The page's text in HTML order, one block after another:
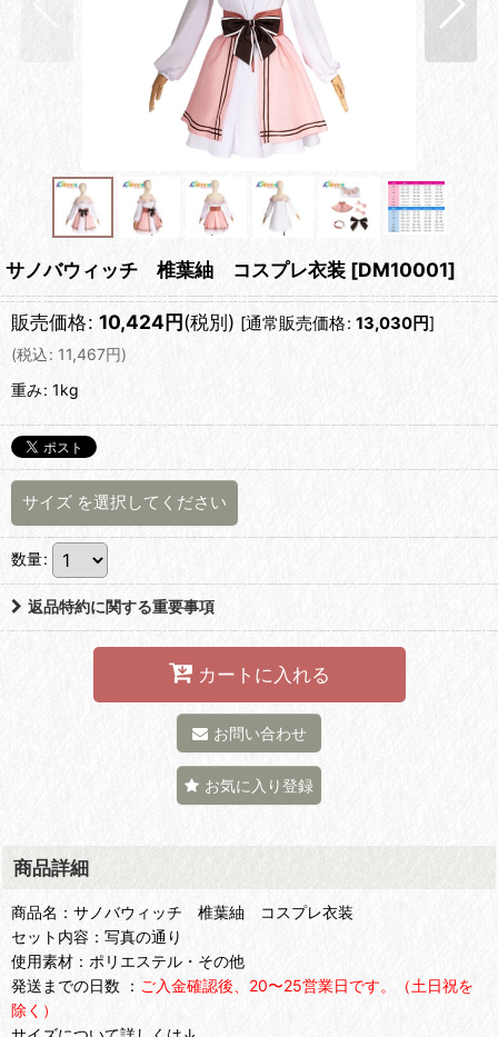
サノバウィッチ 椎葉紬 コスプレ衣装 [DM10001]
販売価格: 10,424円(税別) [通常販売価格: 13,030円]
(税込: 11,467円)
重み: 1kg
サイズ を選択してください
数量:
返品特約に関する重要事項
カートに入れる
お問い合わせ
お気に入り登録
商品詳細
商品名：サノバウィッチ 椎葉紬 コスプレ衣装
セット内容：写真の通り
使用素材：ポリエステル・その他
発送までの日数 ： ご入金確認後、20〜25営業日です。（土日祝を
除く）